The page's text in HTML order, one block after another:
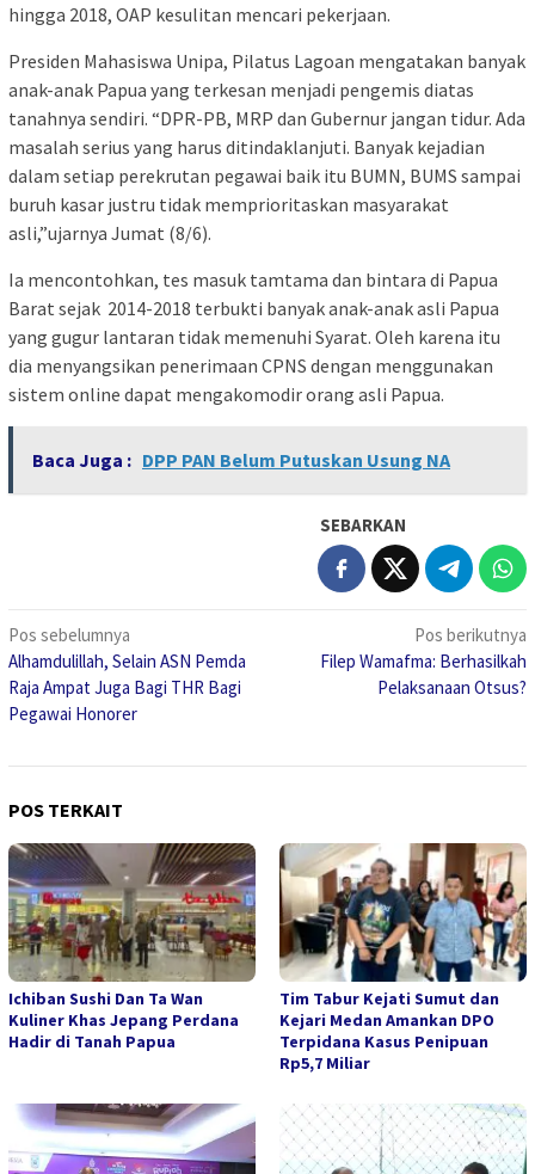
hingga 2018, OAP kesulitan mencari pekerjaan.
Presiden Mahasiswa Unipa, Pilatus Lagoan mengatakan banyak
anak-anak Papua yang terkesan menjadi pengemis diatas
tanahnya sendiri. “DPR-PB, MRP dan Gubernur jangan tidur. Ada
masalah serius yang harus ditindaklanjuti. Banyak kejadian
dalam setiap perekrutan pegawai baik itu BUMN, BUMS sampai
buruh kasar justru tidak memprioritaskan masyarakat
asli,”ujarnya Jumat (8/6).
Ia mencontohkan, tes masuk tamtama dan bintara di Papua
Barat sejak 2014-2018 terbukti banyak anak-anak asli Papua
yang gugur lantaran tidak memenuhi Syarat. Oleh karena itu
dia menyangsikan penerimaan CPNS dengan menggunakan
sistem online dapat mengakomodir orang asli Papua.
Baca Juga : DPP PAN Belum Putuskan Usung NA
SEBARKAN
Navigasi
pos
Pos sebelumnya
Alhamdulillah, Selain ASN Pemda
Raja Ampat Juga Bagi THR Bagi
Pegawai Honorer
Pos berikutnya
Filep Wamafma: Berhasilkah
Pelaksanaan Otsus?
POS TERKAIT
Ichiban Sushi Dan Ta Wan
Kuliner Khas Jepang Perdana
Hadir di Tanah Papua
Tim Tabur Kejati Sumut dan
Kejari Medan Amankan DPO
Terpidana Kasus Penipuan
Rp5,7 Miliar